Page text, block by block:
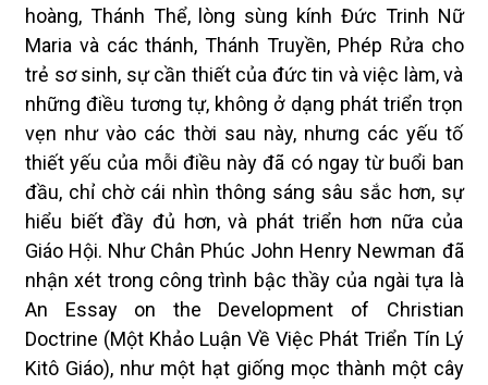
hoàng, Thánh Thể, lòng sùng kính Đức Trinh Nữ
Maria và các thánh, Thánh Truyền, Phép Rửa cho
trẻ sơ sinh, sự cần thiết của đức tin và việc làm, và
những điều tương tự, không ở dạng phát triển trọn
vẹn như vào các thời sau này, nhưng các yếu tố
thiết yếu của mỗi điều này đã có ngay từ buổi ban
đầu, chỉ chờ cái nhìn thông sáng sâu sắc hơn, sự
hiểu biết đầy đủ hơn, và phát triển hơn nữa của
Giáo Hội. Như Chân Phúc John Henry Newman đã
nhận xét trong công trình bậc thầy của ngài tựa là
An Essay on the Development of Christian
Doctrine (Một Khảo Luận Về Việc Phát Triển Tín Lý
Kitô Giáo), như một hạt giống mọc thành một cây